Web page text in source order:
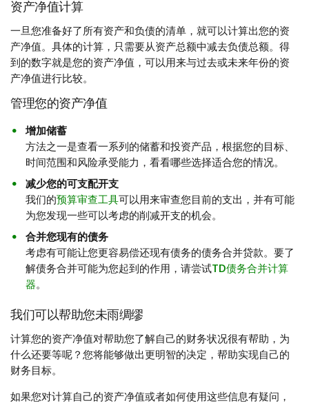
资产净值计算
一旦您准备好了所有资产和负债的清单，就可以计算出您的资
产净值。具体的计算，只需要从资产总额中减去负债总额。得
到的数字就是您的资产净值，可以用来与过去或未来年份的资
产净值进行比较。
管理您的资产净值
增加储蓄
方法之一是查看一系列的储蓄和投资产品，根据您的目标、
时间范围和风险承受能力，看看哪些选择适合您的情况。
减少您的可支配开支
我们的预算审查工具可以用来审查您目前的支出，并有可能
为您发现一些可以考虑的削减开支的机会。
合并您现有的债务
考虑有可能让您更容易偿还现有债务的债务合并贷款。要了
解债务合并可能为您起到的作用，请尝试TD债务合并计算
器。
我们可以帮助您未雨绸缪
计算您的资产净值对帮助您了解自己的财务状况很有帮助，为
什么还要等呢？您将能够做出更明智的决定，帮助实现自己的
财务目标。
如果您对计算自己的资产净值或者如何使用这些信息有疑问，